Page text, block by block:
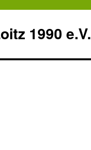
1990 e.V.